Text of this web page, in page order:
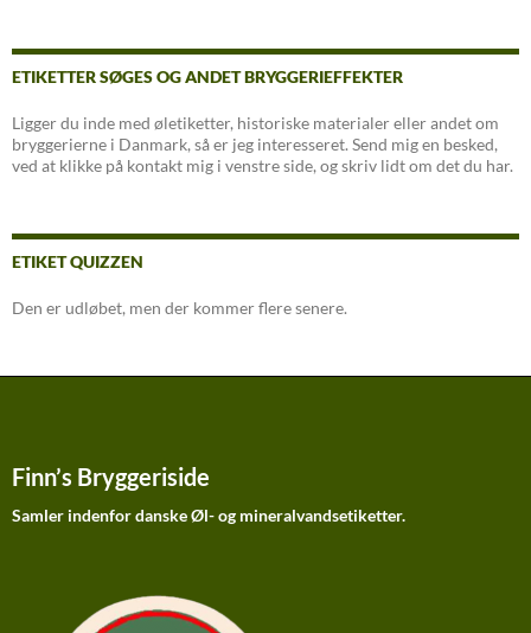
Indlægsnavigation
ETIKETTER SØGES OG ANDET BRYGGERIEFFEKTER
Ligger du inde med øletiketter, historiske materialer eller andet om
bryggerierne i Danmark, så er jeg interesseret. Send mig en besked,
ved at klikke på kontakt mig i venstre side, og skriv lidt om det du har.
ETIKET QUIZZEN
Den er udløbet, men der kommer flere senere.
Finn’s Bryggeriside
Samler indenfor danske Øl- og mineralvandsetiketter.